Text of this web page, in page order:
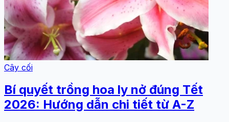
Cây cối
Bí quyết trồng hoa ly nở đúng Tết
2026: Hướng dẫn chi tiết từ A-Z